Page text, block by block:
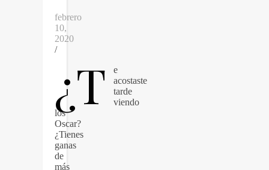
febrero
10,
2020
/
¿T
e
acostaste
tarde
viendo
los
Oscar?
¿Tienes
ganas
de
más